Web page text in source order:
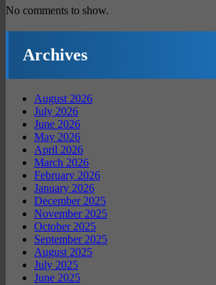
No comments to show.
Archives
August 2026
July 2026
June 2026
May 2026
April 2026
March 2026
February 2026
January 2026
December 2025
November 2025
October 2025
September 2025
August 2025
July 2025
June 2025